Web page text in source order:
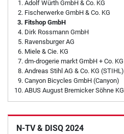
Adolf Würth GmbH & Co. KG
Fischerwerke GmbH & Co. KG
Fitshop GmbH
Dirk Rossmann GmbH
Ravensburger AG
Miele & Cie. KG
dm-drogerie markt GmbH + Co. KG
Andreas Stihl AG & Co. KG (STIHL)
Canyon Bicycles GmbH (Canyon)
ABUS August Bremicker Söhne KG
N-TV & DISQ 2024